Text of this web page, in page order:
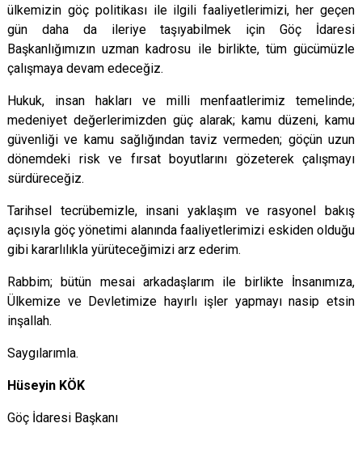
ülkemizin göç politikası ile ilgili faaliyetlerimizi, her geçen
gün daha da ileriye taşıyabilmek için Göç İdaresi
Başkanlığımızın uzman kadrosu ile birlikte, tüm gücümüzle
çalışmaya devam edeceğiz.
Hukuk, insan hakları ve milli menfaatlerimiz temelinde;
medeniyet değerlerimizden güç alarak; kamu düzeni, kamu
güvenliği ve kamu sağlığından taviz vermeden; göçün uzun
dönemdeki risk ve fırsat boyutlarını gözeterek çalışmayı
sürdüreceğiz.
Tarihsel tecrübemizle, insani yaklaşım ve rasyonel bakış
açısıyla göç yönetimi alanında faaliyetlerimizi eskiden olduğu
gibi kararlılıkla yürüteceğimizi arz ederim.
Rabbim; bütün mesai arkadaşlarım ile birlikte İnsanımıza,
Ülkemize ve Devletimize hayırlı işler yapmayı nasip etsin
inşallah.
Saygılarımla.
Hüseyin KÖK
Göç İdaresi Başkanı